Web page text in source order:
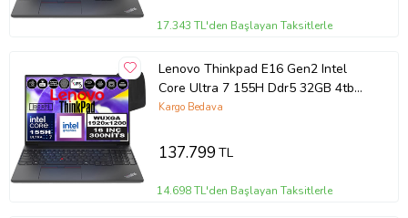
17.343 TL'den Başlayan Taksitlerle
Lenovo Thinkpad E16 Gen2 Intel
Core Ultra 7 155H Ddr5 32GB 4tb
SSD Intel® Aı Boost 16" Wuxga IPS
Bilgisayar 21MA002UTXH12 + Zetta
Kargo Bedava
137.799TL
14.698 TL'den Başlayan Taksitlerle